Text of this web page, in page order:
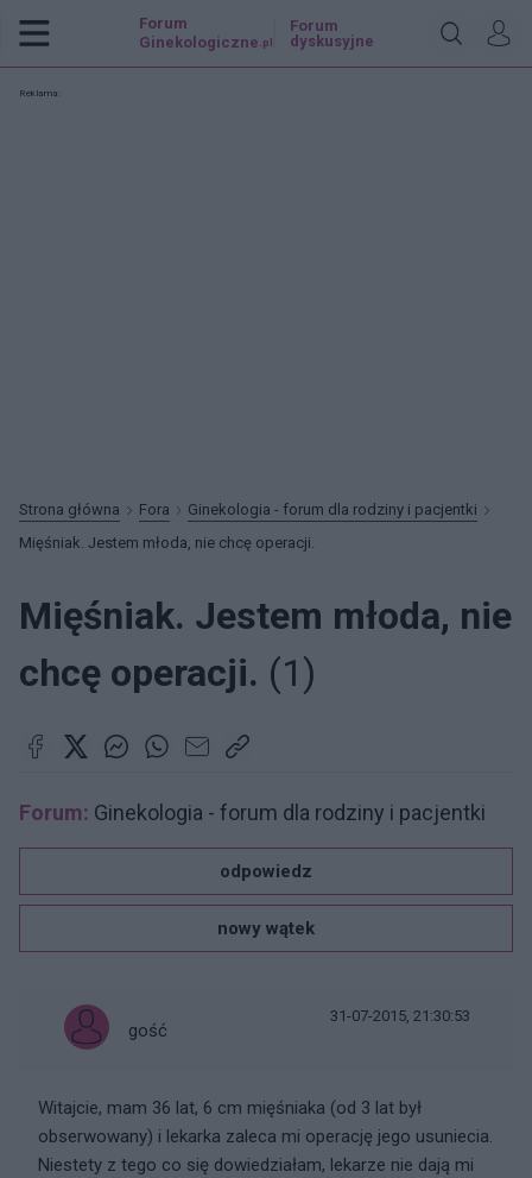
Forum
Ginekologiczne .pl
Forum
dyskusyjne
Reklama:
Strona główna Fora
Ginekologia - forum dla rodziny i pacjentki
Mięśniak. Jestem młoda, nie chcę operacji.
Mięśniak. Jestem młoda, nie
chcę operacji. (1)
Forum: Ginekologia - forum dla rodziny i pacjentki
odpowiedz
nowy wątek
gość
31-07-2015, 21:30:53
Witajcie, mam 36 lat, 6 cm mięśniaka (od 3 lat był
obserwowany) i lekarka zaleca mi operację jego usuniecia.
Niestety z tego co się dowiedziałam, lekarze nie dają mi